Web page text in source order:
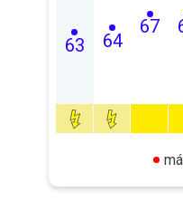
63 64
67